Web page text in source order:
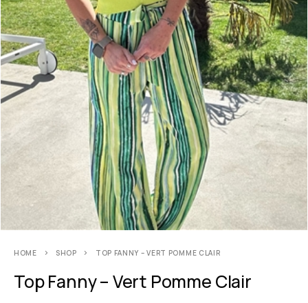
HOME SHOP TOP FANNY – VERT POMME CLAIR
Top Fanny – Vert Pomme Clair